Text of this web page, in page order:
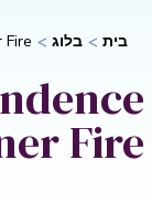
בית בלוג Fire
Fire